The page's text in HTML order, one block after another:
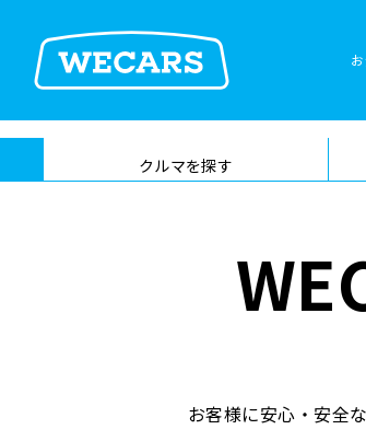
在庫検索
サイト内検
索
クルマを探す
お客様に安心・安全